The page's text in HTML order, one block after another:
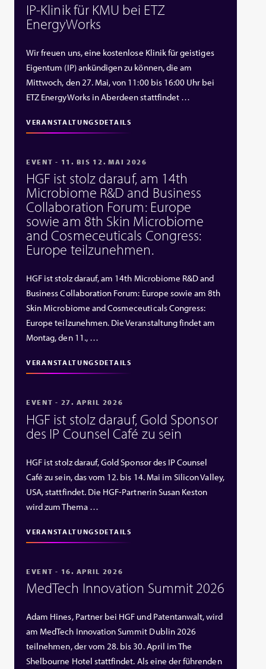
IP‑Klinik für KMU bei ETZ
EnergyWorks
Wir freuen uns, eine kostenlose Klinik für geistiges
Eigentum (IP) ankündigen zu können, die am
Mittwoch, den 27. Mai, von 11:00 bis 16:00 Uhr bei
ETZ EnergyWorks in Aberdeen stattfindet …
VERANSTALTUNGSDETAILS
EVENT - 11. BIS 12. MAI 2026
HGF ist stolz darauf, am 14th
Microbiome R&D and Business
Collaboration Forum: Europe
sowie am 8th Skin Microbiome
and Cosmeceuticals Congress:
Europe teilzunehmen.
HGF ist stolz darauf, am 14th Microbiome R&D and
Business Collaboration Forum: Europe sowie am 8th
Skin Microbiome and Cosmeceuticals Congress:
Europe teilzunehmen. Die Veranstaltung findet am
Montag, den 11., …
VERANSTALTUNGSDETAILS
EVENT - 27. APRIL 2026
HGF ist stolz darauf, Gold Sponsor
des IP Counsel Café zu sein
HGF ist stolz darauf, Gold Sponsor des IP Counsel
Café zu sein, das vom 12. bis 14. Mai im Silicon Valley,
USA, stattfindet. Die HGF‑Partnerin Susan Keston
wird zum Thema …
VERANSTALTUNGSDETAILS
EVENT - 16. APRIL 2026
MedTech Innovation Summit 2026
Adam Hines, Partner bei HGF und Patentanwalt, wird
am MedTech Innovation Summit Dublin 2026
teilnehmen, der vom 28. bis 30. April im The
Shelbourne Hotel stattfindet. Als eine der führenden